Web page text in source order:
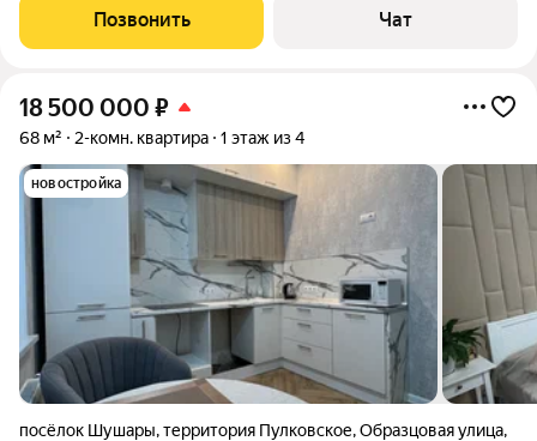
Общая площадь: 99.3 кв. м Этаж: 8-й (комфортный средний
этаж) Планировка: Двусторонняя (окна
Позвонить Чат
18 500 000 ₽
68 м² 2-комн. квартира 1 этаж из 4
новостройка
посёлок Шушары,территория Пулковское,Образцовая улица,